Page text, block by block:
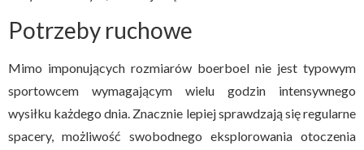
Potrzeby ruchowe
Mimo imponujących rozmiarów boerboel nie jest typowym
sportowcem wymagającym wielu godzin intensywnego
wysiłku każdego dnia. Znacznie lepiej sprawdzają się regularne
spacery, możliwość swobodnego eksplorowania otoczenia